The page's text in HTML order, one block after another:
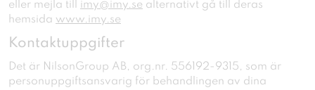
eller mejla till
imy@imy.se alternativt gå till deras
hemsida www.imy.se
Kontaktuppgifter
Det är NilsonGroup AB, org.nr. 556192-9315, som är
personuppgiftsansvarig för behandlingen av dina